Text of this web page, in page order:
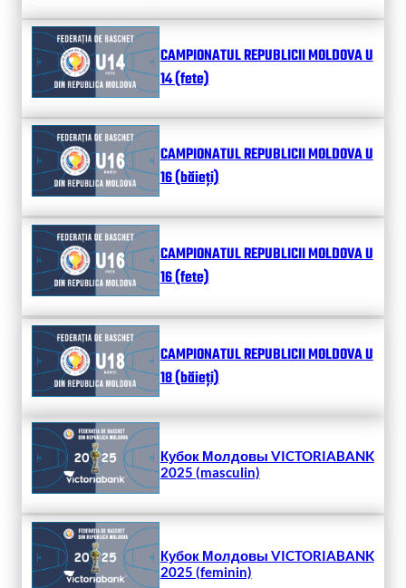
CAMPIONATUL REPUBLICII MOLDOVA U
14 (fete)
CAMPIONATUL REPUBLICII MOLDOVA U
16 (băieți)
CAMPIONATUL REPUBLICII MOLDOVA U
16 (fete)
CAMPIONATUL REPUBLICII MOLDOVA U
18 (băieți)
Кубок Молдовы VICTORIABANK
2025 (masculin)
Кубок Молдовы VICTORIABANK
2025 (feminin)